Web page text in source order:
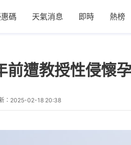
碼 天氣消息 即時 熱榜
前遭教授性侵
： 2025-02-18 20:38